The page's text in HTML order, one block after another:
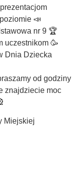
📣
nr 9 🏆
uczestnikom 🥳
Dnia Dziecka
od godziny
znajdziecie moc
Miejskiej